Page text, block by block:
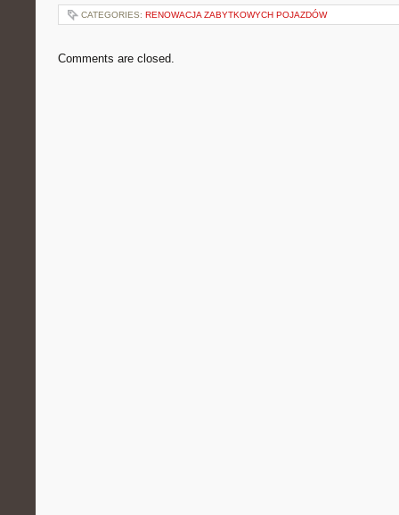
CATEGORIES: RENOWACJA ZABYTKOWYCH POJAZDÓW
Comments are closed.